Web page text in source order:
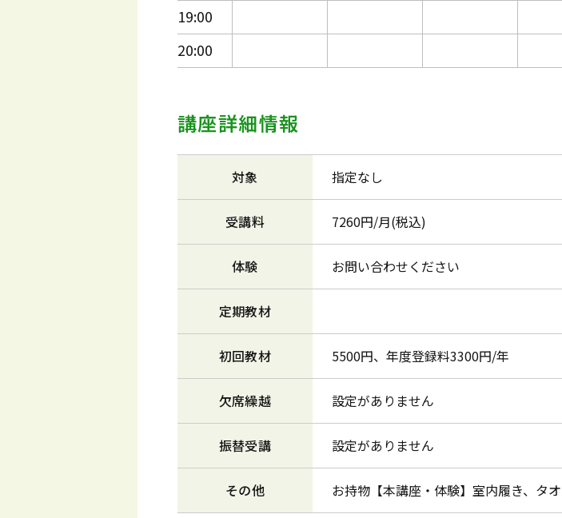
19:00
20:00
講座詳細情報
対象 指定なし
受講料 7260円/月(税込)
体験 お問い合わせください
定期教材
初回教材 5500円、年度登録料3300円/年
欠席繰越 設定がありません
振替受講 設定がありません
その他 お持物【本講座・体験】室内履き、タ